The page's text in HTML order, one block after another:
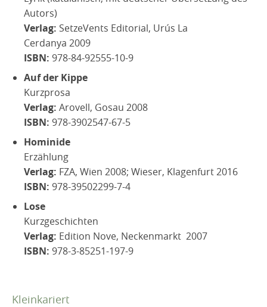
Autors)
Verlag: SetzeVents Editorial, Urús La
Cerdanya 2009
ISBN: 978-84-92555-10-9
Auf der Kippe
Kurzprosa
Verlag: Arovell, Gosau 2008
ISBN: 978-3902547-67-5
Hominide
Erzählung
Verlag: FZA, Wien 2008; Wieser, Klagenfurt 2016
ISBN: 978-39502299-7-4
Lose
Kurzgeschichten
Verlag: Edition Nove, Neckenmarkt 2007
ISBN: 978-3-85251-197-9
Kleinkariert